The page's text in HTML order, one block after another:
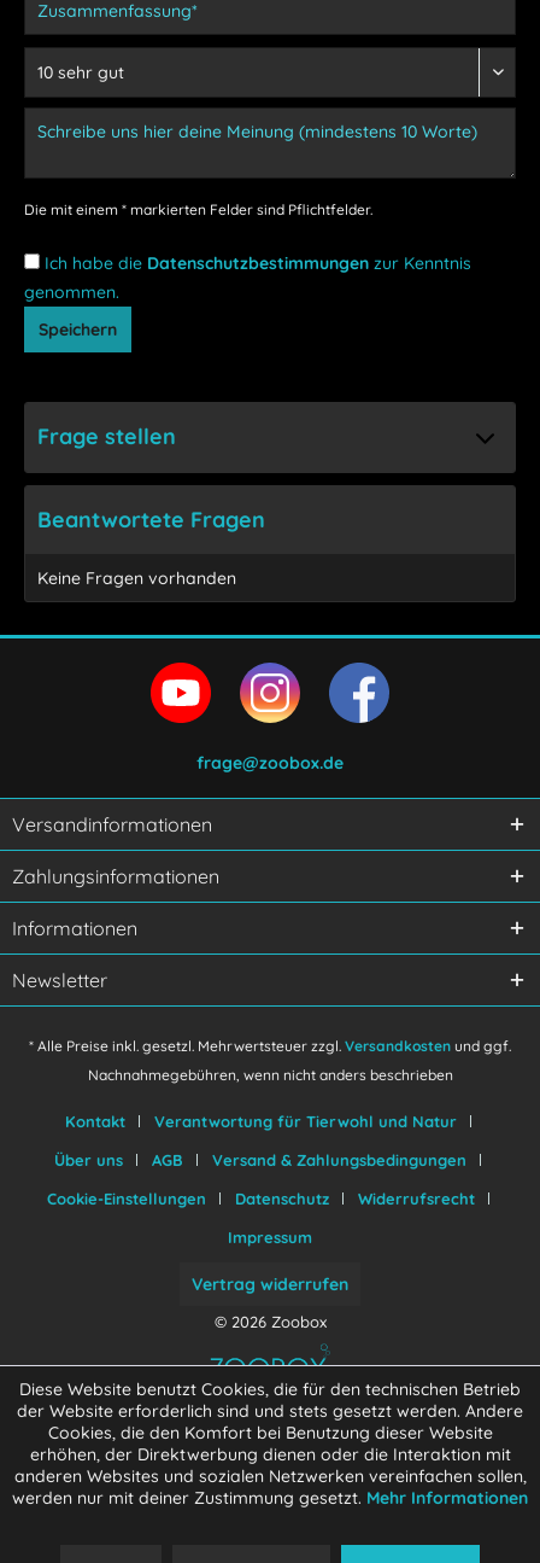
Die mit einem * markierten Felder sind Pflichtfelder.
Ich habe die Datenschutzbestimmungen zur Kenntnis
genommen.
Speichern
Frage stellen
Ich habe die
verstanden und stimme zu.
Mit * gekennzeichnete Felder sind Pflichtfelder.
Senden
Beantwortete Fragen
Keine Fragen vorhanden
frage@zoobox.de
Versandinformationen
Zahlungsinformationen
Informationen
Newsletter
* Alle Preise inkl. gesetzl. Mehrwertsteuer zzgl. Versandkosten und ggf.
Nachnahmegebühren, wenn nicht anders beschrieben
Kontakt
Verantwortung für Tierwohl und Natur
Über uns
AGB
Versand & Zahlungsbedingungen
Cookie-Einstellungen
Datenschutz
Widerrufsrecht
Impressum
Vertrag widerrufen
© 2026 Zoobox
Diese Website benutzt Cookies, die für den technischen Betrieb
der Website erforderlich sind und stets gesetzt werden. Andere
Cookies, die den Komfort bei Benutzung dieser Website
erhöhen, der Direktwerbung dienen oder die Interaktion mit
anderen Websites und sozialen Netzwerken vereinfachen sollen,
werden nur mit deiner Zustimmung gesetzt. Mehr Informationen